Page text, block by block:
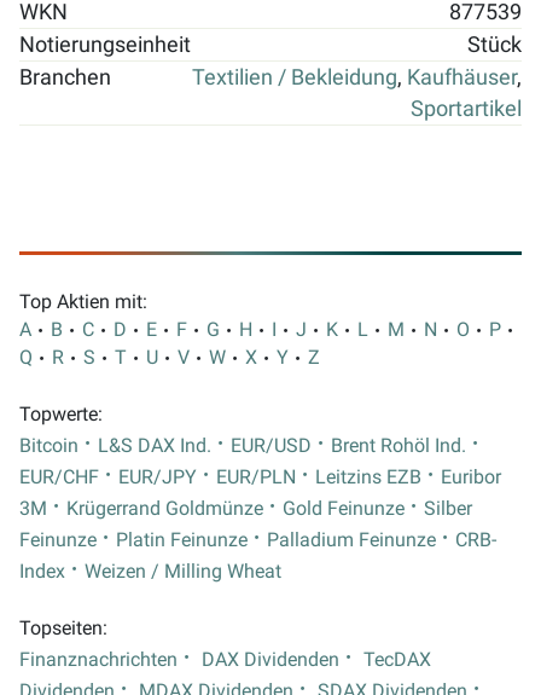
WKN
877539
Notierungseinheit
Stück
Branchen
Textilien / Bekleidung, Kaufhäuser,
Sportartikel
Top Aktien mit:
A
B C D E F G H I J K L M N O
P
Q
R S T U V W X Y Z
Topwerte:
Bitcoin
L&S DAX Ind. EUR/USD
Brent Rohöl Ind.
EUR/CHF
EUR/JPY EUR/PLN Leitzins EZB
Euribor
3M
Krügerrand Goldmünze Gold Feinunze
Silber
Feinunze
Platin Feinunze Palladium Feinunze
CRB-
Index
Weizen / Milling Wheat
Topseiten:
Finanznachrichten
DAX Dividenden
TecDAX